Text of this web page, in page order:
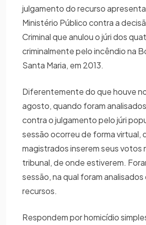
julgamento do recurso
Ministério Público contra a
Criminal que anulou o júri dos
criminalmente pelo incêndio na
Santa Maria, em 2013.
Diferentemente do que houve
agosto, quando foram
contra o julgamento pelo júri
sessão ocorreu de forma virtual,
magistrados inserem seus votos
tribunal, de onde estiverem.
sessão, na qual foram
recursos.
Respondem por homicídio